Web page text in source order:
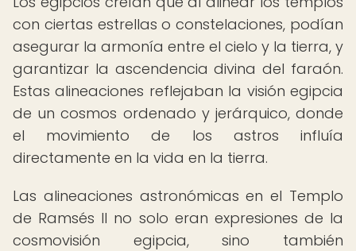
con ciertas estrellas o constelaciones, podían
asegurar la armonía entre el cielo y la tierra, y
garantizar la ascendencia divina del faraón.
Estas alineaciones reflejaban la visión egipcia
de un cosmos ordenado y jerárquico, donde
el movimiento de los astros influía
directamente en la vida en la tierra.
Las alineaciones astronómicas en el Templo
de Ramsés II no solo eran expresiones de la
cosmovisión egipcia, sino también